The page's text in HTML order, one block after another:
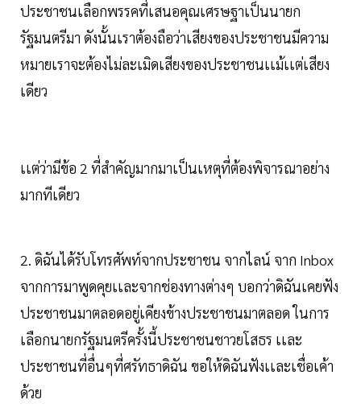
ประชาชนเลือกพรรคที่เสนอคุณเศรษฐาเป็นนายก
รัฐมนตรีมา ดังนั้นเราต้องถือว่าเสียงของประชาชนมีความ
หมายเราจะต้องไม่ละเมิดเสียงของประชาชนเเม้เเต่เสียง
เดียว
เเต่ว่ามีข้อ 2 ที่สำคัญมากมาเป็นเหตุที่ต้องพิจารณาอย่าง
มากทีเดียว
2. ดิฉันได้รับโทรศัพท์จากประชาชน จากไลน์ จาก Inbox
จากการมาพูดคุยเเละจากช่องทางต่างๆ บอกว่าดิฉันเคยฟัง
ประชาชนมาตลอดอยู่เคียงข้างประชาชนมาตลอด ในการ
เลือกนายกรัฐมนตรีครั้งนี้ประชาชนชาวยโสธร เเละ
ประชาชนที่อื่นๆที่ศรัทธาดิฉัน ขอให้ดิฉันฟังเเละเชื่อเค้า
ด้วย